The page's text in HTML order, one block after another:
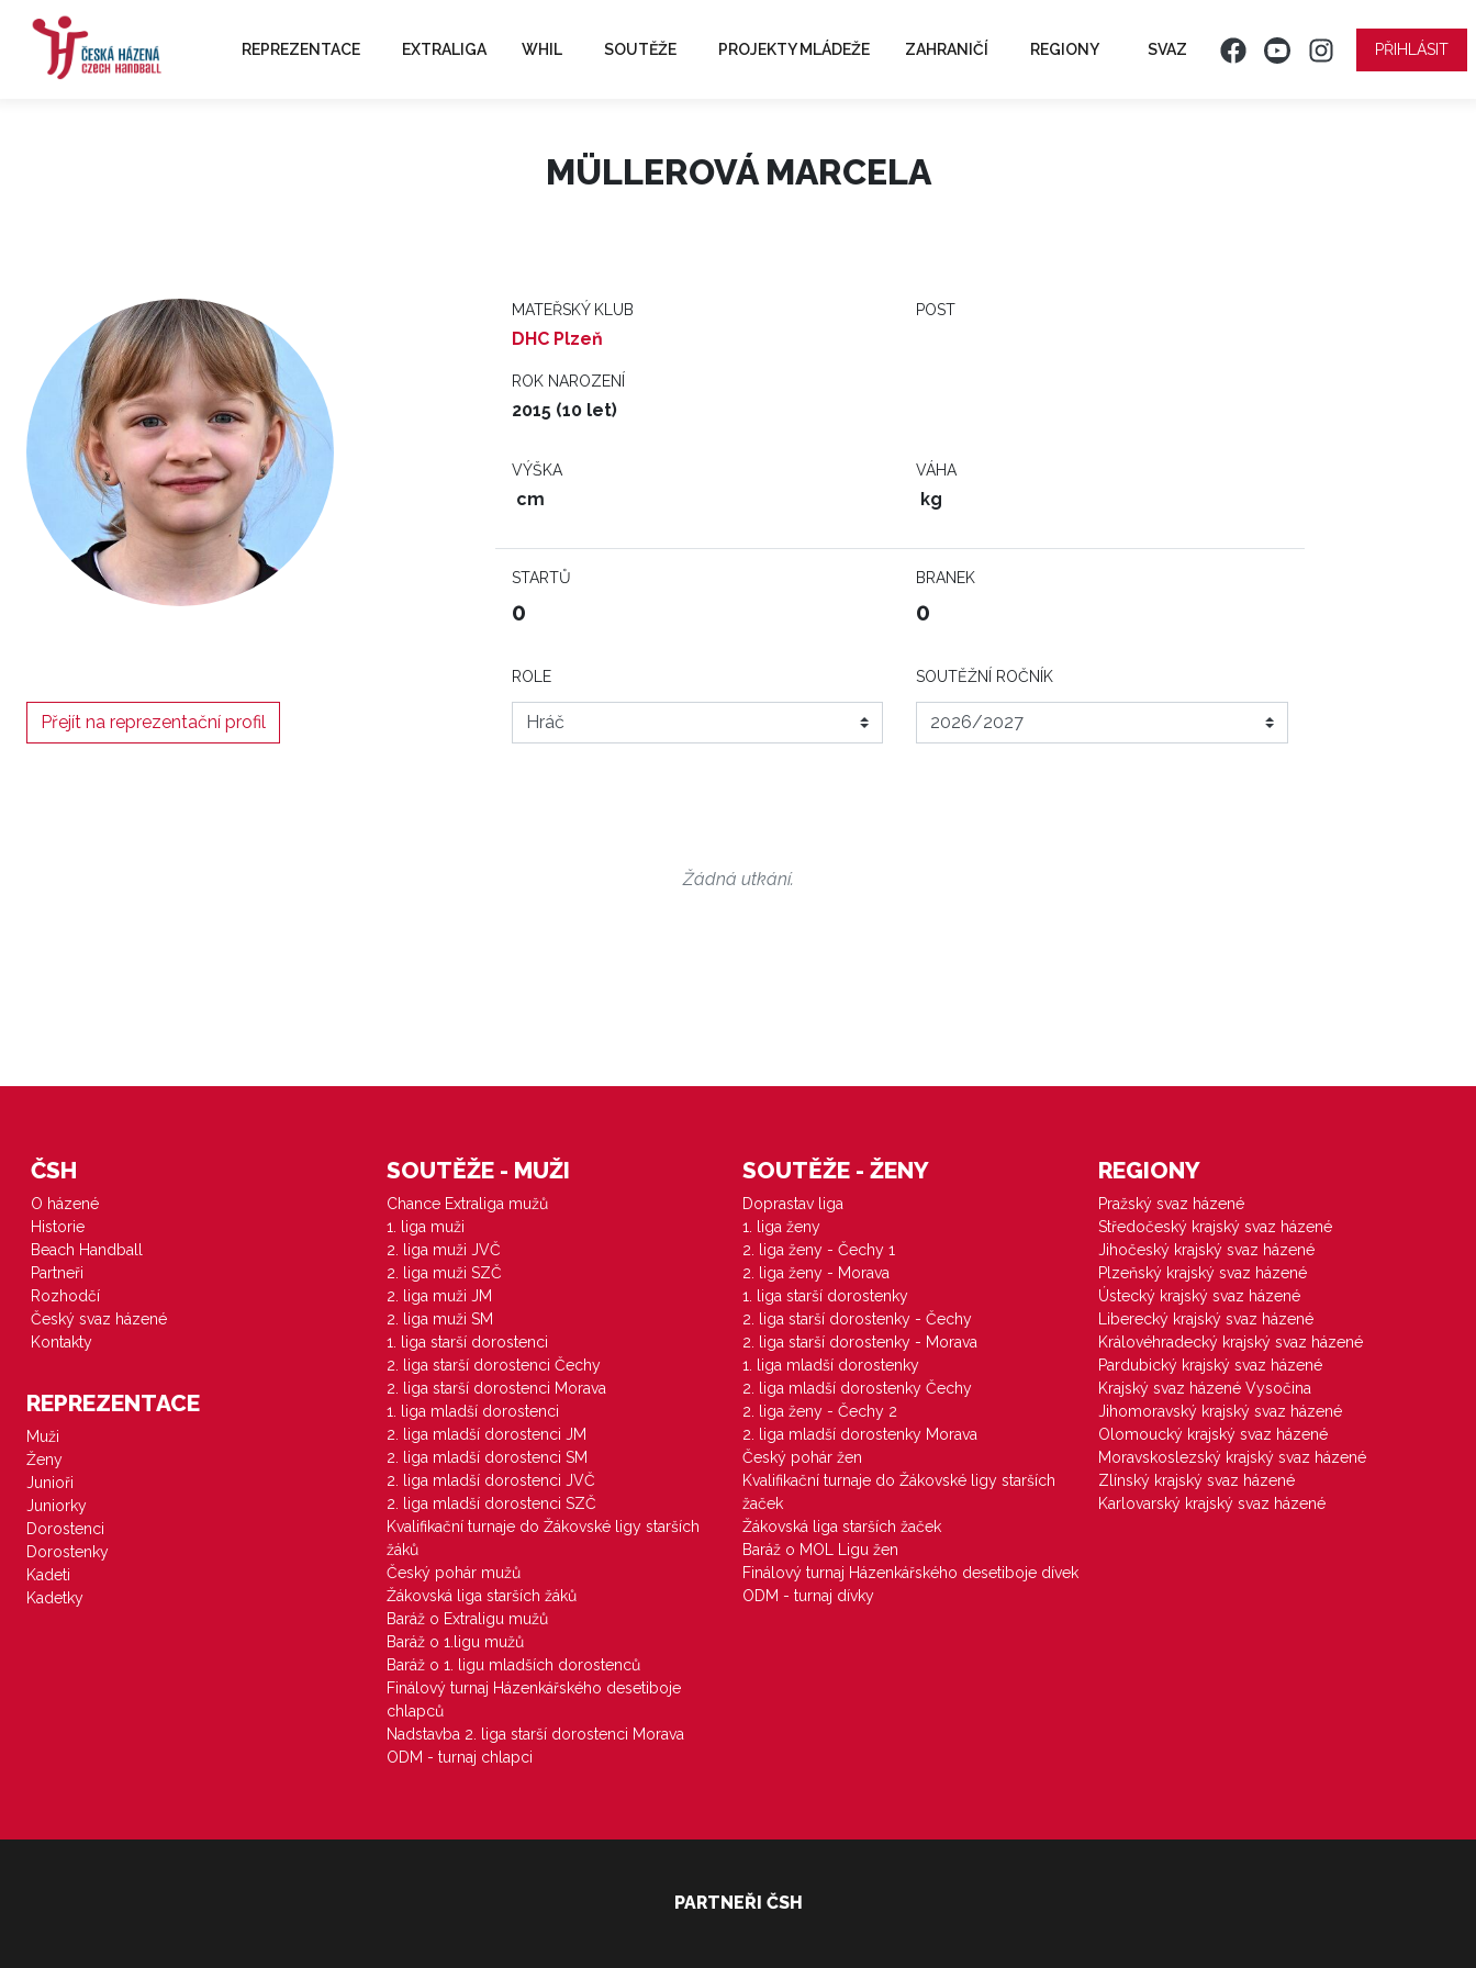
REPREZENTACE EXTRALIGA WHIL SOUTĚŽE PROJEKTY MLÁDEŽE ZAHRANIČÍ REGIONY SVAZ PŘIHLÁSIT
MÜLLEROVÁ MARCELA
MATEŘSKÝ KLUB
DHC Plzeň
POST
ROK NAROZENÍ
2015 (10 let)
VÝŠKA
cm
VÁHA
kg
STARTŮ
0
BRANEK
0
Přejít na reprezentační profil
ROLE SOUTĚŽNÍ ROČNÍK
Žádná utkání.
ČSH
O házené
Historie
Beach Handball
Partneři
Rozhodčí
Český svaz házené
Kontakty
REPREZENTACE
Muži
Ženy
Junioři
Juniorky
Dorostenci
Dorostenky
Kadeti
Kadetky
SOUTĚŽE - MUŽI
Chance Extraliga mužů
1. liga muži
2. liga muži JVČ
2. liga muži SZČ
2. liga muži JM
2. liga muži SM
1. liga starší dorostenci
2. liga starší dorostenci Čechy
2. liga starší dorostenci Morava
1. liga mladší dorostenci
2. liga mladší dorostenci JM
2. liga mladší dorostenci SM
2. liga mladší dorostenci JVČ
2. liga mladší dorostenci SZČ
Kvalifikační turnaje do Žákovské ligy starších
žáků
Český pohár mužů
Žákovská liga starších žáků
Baráž o Extraligu mužů
Baráž o 1.ligu mužů
Baráž o 1. ligu mladších dorostenců
Finálový turnaj Házenkářského desetiboje
chlapců
Nadstavba 2. liga starší dorostenci Morava
ODM - turnaj chlapci
SOUTĚŽE - ŽENY
Doprastav liga
1. liga ženy
2. liga ženy - Čechy 1
2. liga ženy - Morava
1. liga starší dorostenky
2. liga starší dorostenky - Čechy
2. liga starší dorostenky - Morava
1. liga mladší dorostenky
2. liga mladší dorostenky Čechy
2. liga ženy - Čechy 2
2. liga mladší dorostenky Morava
Český pohár žen
Kvalifikační turnaje do Žákovské ligy starších
žaček
Žákovská liga starších žaček
Baráž o MOL Ligu žen
Finálový turnaj Házenkářského desetiboje dívek
ODM - turnaj dívky
REGIONY
Pražský svaz házené
Středočeský krajský svaz házené
Jihočeský krajský svaz házené
Plzeňský krajský svaz házené
Ústecký krajský svaz házené
Liberecký krajský svaz házené
Královéhradecký krajský svaz házené
Pardubický krajský svaz házené
Krajský svaz házené Vysočina
Jihomoravský krajský svaz házené
Olomoucký krajský svaz házené
Moravskoslezský krajský svaz házené
Zlínský krajský svaz házené
Karlovarský krajský svaz házené
PARTNEŘI ČSH